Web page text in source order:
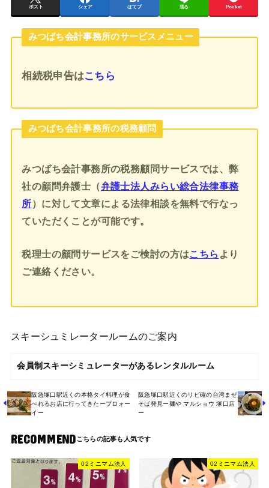
ポスト シェア はてブ 送る Pocket
みつばち会計事務所のサービスメニュー
相続税申告はこちら
みつばち会計事務所の税務顧問
みつばち会計事務所の税務顧問サービスでは、弊
社の顧問弁護士（弁護士法人みらい総合法律事務
所）に対して文章による法律相談を無料で行なっ
ていただくことが可能です。
税理士の顧問サービスをご検討の方はこちら より
ご連絡ください。
スキーシュミレータールームのご案内
会員制スキーシミュレーターがあるレンタルルーム
阪急塚口駅近くの本格タイ料理が食
べれるお店に行ってきたープロォー
イー
阪急塚口駅近くのリピ確の台湾まぜ
そば発見ー麺や マルショウ 塚口店
ー
RECOMMEND
02ミニマム法人 02ミニマム法人